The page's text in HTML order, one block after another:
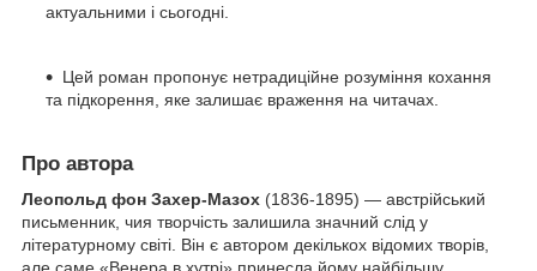
актуальними і сьогодні.
Цей роман пропонує нетрадиційне розуміння кохання
та підкорення, яке залишає враження на читачах.
Про автора
Леопольд фон Захер-Мазох (1836-1895) — австрійський
письменник, чия творчість залишила значний слід у
літературному світі. Він є автором декількох відомих творів,